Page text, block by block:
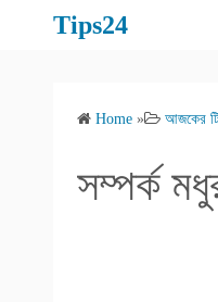
Tips24
Home » আজকের
সম্পর্ক